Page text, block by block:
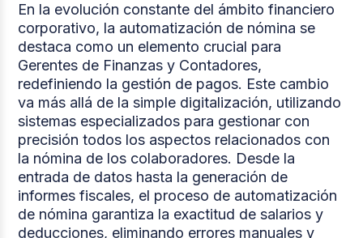
En la evolución constante del ámbito financiero
corporativo, la automatización de nómina se
destaca como un elemento crucial para
Gerentes de Finanzas y Contadores,
redefiniendo la gestión de pagos. Este cambio
va más allá de la simple digitalización, utilizando
sistemas especializados para gestionar con
precisión todos los aspectos relacionados con
la nómina de los colaboradores. Desde la
entrada de datos hasta la generación de
informes fiscales, el proceso de automatización
de nómina garantiza la exactitud de salarios y
deducciones, eliminando errores manuales y